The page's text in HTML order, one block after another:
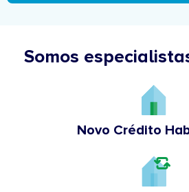
Somos
Novo Crédito